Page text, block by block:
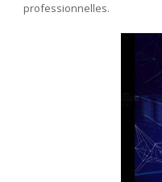
professionnelles.